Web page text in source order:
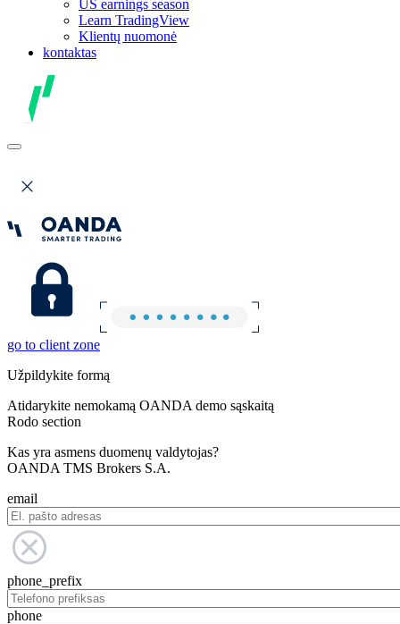
US earnings season
Learn TradingView
Klientų nuomonė
kontaktas
go to client zone
Užpildykite formą
Atidarykite nemokamą OANDA demo sąskaitą
Rodo section
Kas yra asmens duomenų valdytojas?
OANDA TMS Brokers S.A.
email
phone_prefix
phone